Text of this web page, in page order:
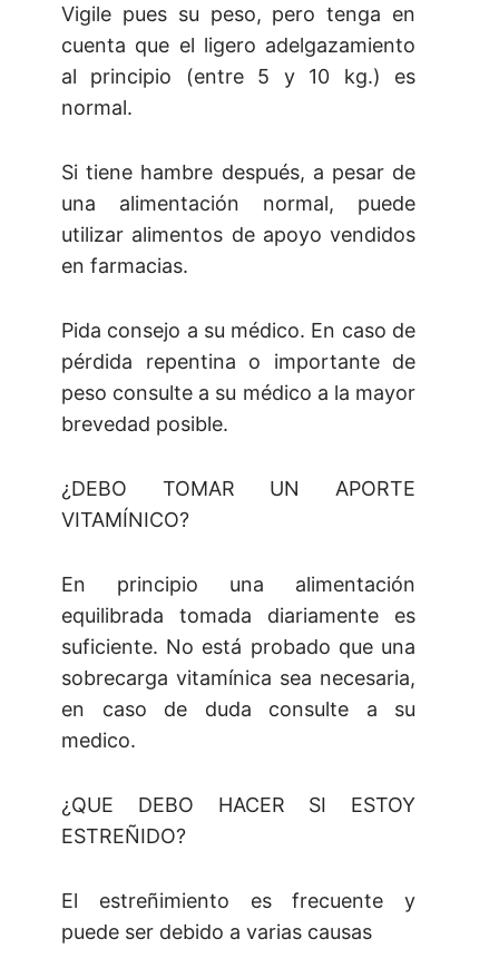
Vigile pues su peso, pero tenga en
cuenta que el ligero adelgazamiento
al principio (entre 5 y 10 kg.) es
normal.
Si tiene hambre después, a pesar de
una alimentación normal, puede
utilizar alimentos de apoyo vendidos
en farmacias.
Pida consejo a su médico. En caso de
pérdida repentina o importante de
peso consulte a su médico a la mayor
brevedad posible.
¿DEBO TOMAR UN APORTE
VITAMÍNICO?
En principio una alimentación
equilibrada tomada diariamente es
suficiente. No está probado que una
sobrecarga vitamínica sea necesaria,
en caso de duda consulte a su
medico.
¿QUE DEBO HACER SI ESTOY
ESTREÑIDO?
El estreñimiento es frecuente y
puede ser debido a varias causas